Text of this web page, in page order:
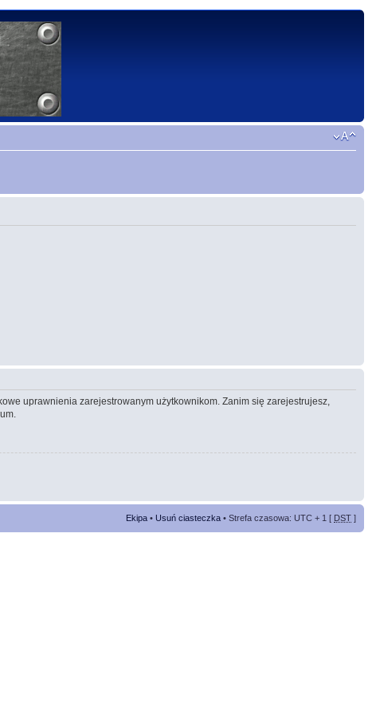
uprawnienia zarejestrowanym użytkownikom. Zanim się zarejestrujesz,
Ekipa • Usuń ciasteczka • Strefa czasowa: UTC + 1 [ DST ]